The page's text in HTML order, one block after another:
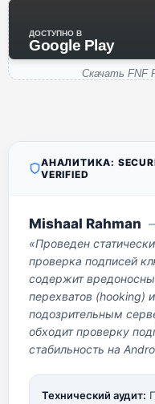
ДОСТУПНО В
Google Play
Скачать FNF
АНАЛИТИКА:
VERIFIED
Mishaal Rahman
«Проведен
проверка подписей
содержит
перехватов (hooking)
подозрительным
обходит проверку
стабильность на
Технический аудит: